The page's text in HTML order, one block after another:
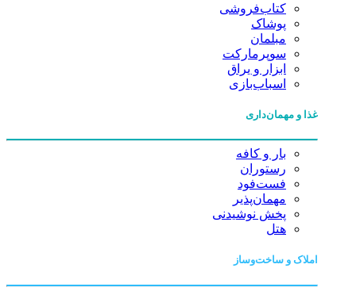
کتاب‌فروشی
پوشاک
مبلمان
سوپرمارکت
ابزار و یراق
اسباب‌بازی
غذا و مهمان‌داری
بار و کافه
رستوران
فست‌فود
مهمان‌پذیر
پخش نوشیدنی
هتل
املاک و ساخت‌وساز